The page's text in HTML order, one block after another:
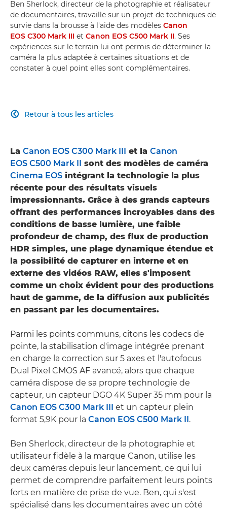
Ben Sherlock, directeur de la photographie et réalisateur
de documentaires, travaille sur un projet de techniques de
survie dans la brousse à l'aide des modèles Canon
EOS C300 Mark III et Canon EOS C500 Mark II. Ses
expériences sur le terrain lui ont permis de déterminer la
caméra la plus adaptée à certaines situations et de
constater à quel point elles sont complémentaires.
Retour à tous les articles

La Canon EOS C300 Mark III et la Canon
EOS C500 Mark II sont des modèles de caméra
Cinema EOS intégrant la technologie la plus
récente pour des résultats visuels
impressionnants. Grâce à des grands capteurs
offrant des performances incroyables dans des
conditions de basse lumière, une faible
profondeur de champ, des flux de production
HDR simples, une plage dynamique étendue et
la possibilité de capturer en interne et en
externe des vidéos RAW, elles s'imposent
comme un choix évident pour des productions
haut de gamme, de la diffusion aux publicités
en passant par les documentaires.
Parmi les points communs, citons les codecs de
pointe, la stabilisation d'image intégrée prenant
en charge la correction sur 5 axes et l'autofocus
Dual Pixel CMOS AF avancé, alors que chaque
caméra dispose de sa propre technologie de
capteur, un capteur DGO 4K Super 35 mm pour la
Canon EOS C300 Mark III et un capteur plein
format 5,9K pour la Canon EOS C500 Mark II.
Ben Sherlock, directeur de la photographie et
utilisateur fidèle à la marque Canon, utilise les
deux caméras depuis leur lancement, ce qui lui
permet de comprendre parfaitement leurs points
forts en matière de prise de vue. Ben, qui s'est
spécialisé dans les documentaires avec un côté